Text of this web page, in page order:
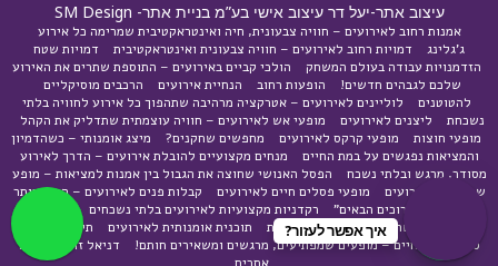
עיצוב אתר-יעל דר עיצוב אישי בע”מ בניית אתר- SM Design
אמנות רחוב לאירועים – חוויה צבעונית, חיה ואינטראקטיבית שמרימה כל אירוע
ג'גלינג
דמויות רחוב לאירועים – חוויה צבעונית ואינטראקטיבית
דמויות שטח
הזדמנויות עבודה בעולם המשחק
הולכי קביים באירועים – התוספת שתרים את האירוע
שלכם לגבהים חדשים!
הופעות רחוב הנחיית אירועים
הרכבים מוסיקליים
להטוטנים
לוליינים לאירועים – אטרקציה מרהיבה שתהפוך כל אירוע לחוויה בלתי
נשכחת
ליצנים לאירועים
מופעי אש לאירועים – חוויה עוצמתית שתדליק את הקהל
מופעי חוצות
מופעי קרקס לאירועים מחפשים שחקנים?
מיצג אומנותי – כשהדמיון
והמציאות נפגשים על במת החיים
מנחים מקצועיים להובלת אירועים – הדרך לאירוע
מסודר, מרגש ובלתי נשכח
הפסל האנושי שחוצה את הגבול בין אמנות למציאות – מופע
שובה לב לאירועים
מופעי פסלים חיים לאירועים
קבלות פנים לאירועים – הרבה יותר
מ"שלום וברוכים הבאים"
רקדניות מקצועיות לאירועים בלתי נשכחים
שחקנים ודמויות לתהלוכות תוכנית אומנותית לאירועים
תיאטרון רחוב
סוחף ומלא חיים – מופעים שמפתיעים, מרגשים ומשאירים חותם!
דניאל זריהן קידום
איך אפשר לעזור?